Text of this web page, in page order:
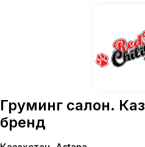
Груминг салон.
бренд